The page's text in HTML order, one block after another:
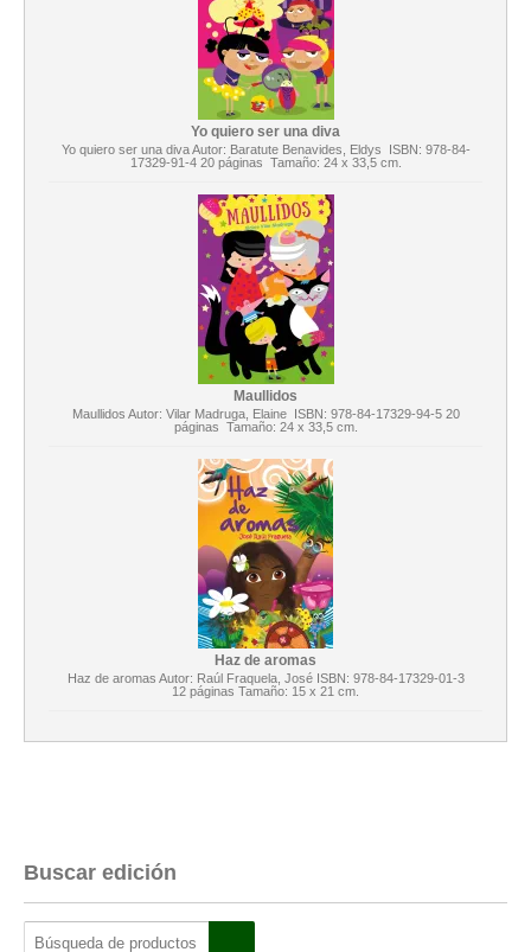
Yo quiero ser una diva
Yo quiero ser una diva Autor: Baratute Benavides, Eldys ISBN: 978-84-
17329-91-4 20 páginas Tamaño: 24 x 33,5 cm.
Maullidos
Maullidos Autor: Vilar Madruga, Elaine ISBN: 978-84-17329-94-5 20
páginas Tamaño: 24 x 33,5 cm.
Haz de aromas
Haz de aromas Autor: Raúl Fraquela, José ISBN: 978-84-17329-01-3
12 páginas Tamaño: 15 x 21 cm.
Buscar edición